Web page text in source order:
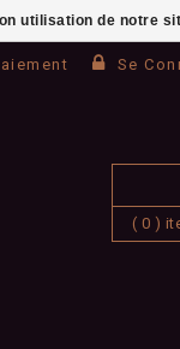
Se
( 0 )
utilisation de notre